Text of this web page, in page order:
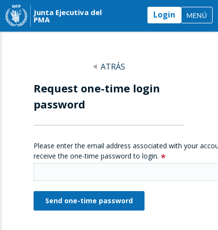
Junta Ejecutiva del
PMA Login MENÚ
ATRÁS
Request one-time login
password
Please enter the email address associated with your
receive the one-time password to login.